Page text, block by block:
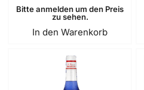
Bitte anmelden um den Preis
zu sehen.
In den Warenkorb